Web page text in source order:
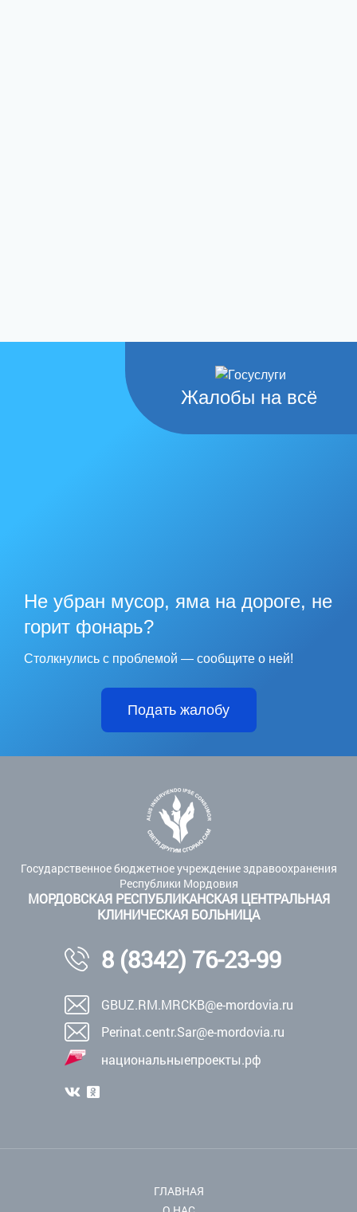
Жалобы на всё
Не убран мусор, яма на дороге, не
горит фонарь?
Столкнулись с проблемой — сообщите о ней!
Подать жалобу
Государственное бюджетное учреждение здравоохранения
Республики Мордовия
МОРДОВСКАЯ РЕСПУБЛИКАНСКАЯ ЦЕНТРАЛЬНАЯ
КЛИНИЧЕСКАЯ БОЛЬНИЦА
8 (8342) 76-23-99
GBUZ.RM.MRCKB@e-mordovia.ru
Perinat.centr.Sar@e-mordovia.ru
национальныепроекты.рф
ГЛАВНАЯ